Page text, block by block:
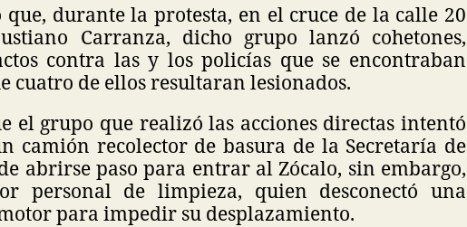
durante la protesta, en el cruce de la calle 20
Carranza, dicho grupo lanzó cohetones,
contra las y los policías que se encontraban
cuatro de ellos resultaran lesionados.
el grupo que realizó las acciones directas intentó
camión recolector de basura de la Secretaría de
abrirse paso para entrar al Zócalo, sin embargo,
personal de limpieza, quien desconectó una
para impedir su desplazamiento.